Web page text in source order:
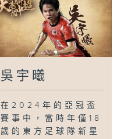
吳宇曦
在2024年的亞冠盃
賽事中，當時年僅18
歲的東方足球隊新星